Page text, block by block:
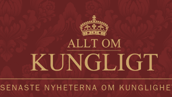
SENASTE NYHETERNA OM